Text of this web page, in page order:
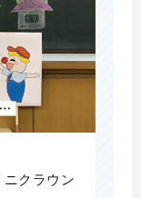
クラウン